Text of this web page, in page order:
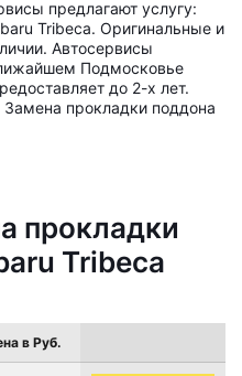
предлагают услугу:
Tribeca. Оригинальные и
Автосервисы
Подмосковье
до 2-х лет.
прокладки поддона
прокладки
Tribeca
в Руб.